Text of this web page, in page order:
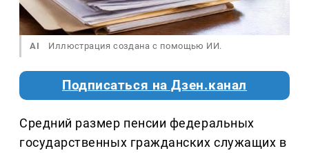
AI Иллюстрация создана с помощью ИИ.
Подписаться на Дзен.канал
Средний размер пенсии федеральных
государственных гражданских служащих в